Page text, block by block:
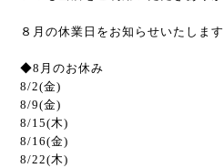
８月の休業日をお知らせいたします
◆8月のお休み
8/2(金)
8/9(金)
8/15(木)
8/16(金)
8/22(木)